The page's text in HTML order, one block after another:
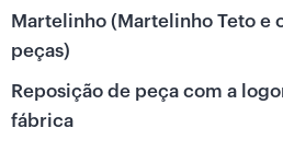
Martelinho (Martelinho Teto e
peças)
Reposição de peça com a
fábrica